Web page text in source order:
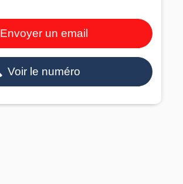
Envoyer un email
Voir le numéro